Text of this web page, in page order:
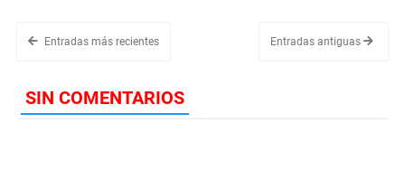
Entradas más recientes Entradas antiguas
SIN COMENTARIOS